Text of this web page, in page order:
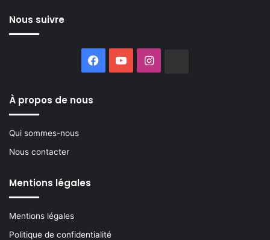
Nous suivre
Facebook
YouTubeInstagram
À propos de nous
Qui sommes-nous
Nous contacter
Mentions légales
Mentions légales
Politique de confidentialité